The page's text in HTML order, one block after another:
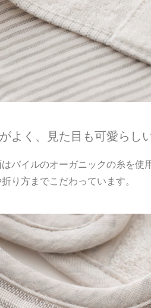
よく、見た目も可愛らし
パイルのオーガニックの糸を使
り方までこだわっています。